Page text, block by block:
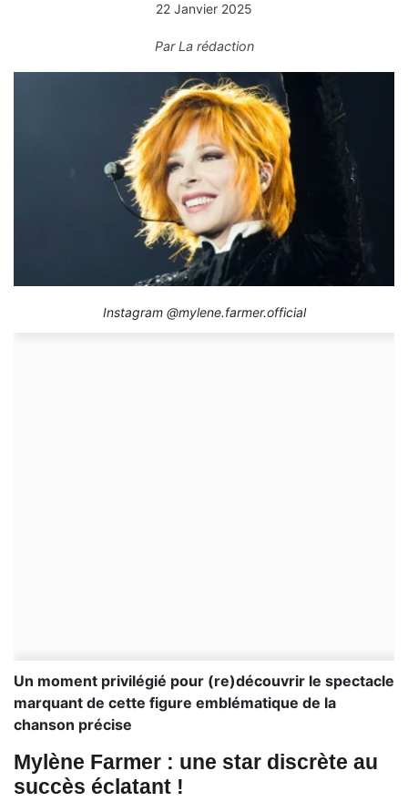
22 Janvier 2025
ParLa rédaction
Instagram @mylene.farmer.official
Un moment privilégié pour (re)découvrir le spectacle
marquant de cette figure emblématique de la
chanson précise
Mylène Farmer : une star discrète au
succès éclatant !